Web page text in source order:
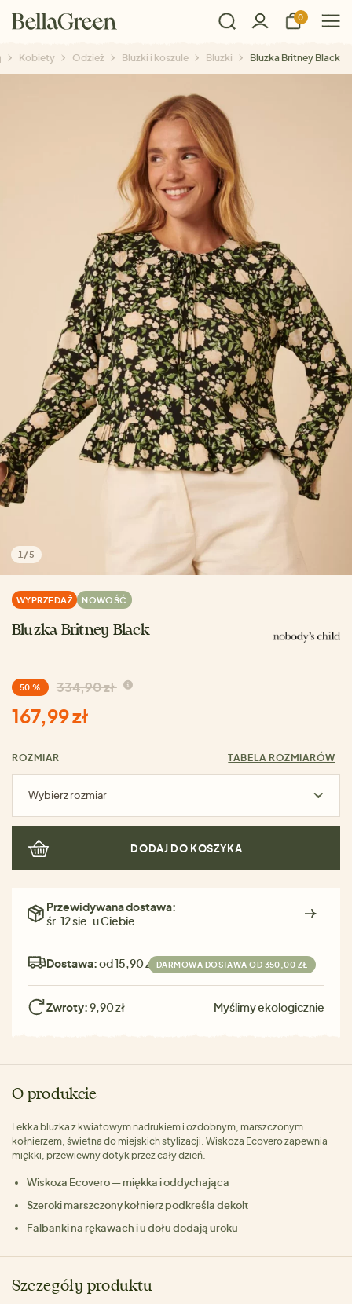
0
Kobiety Odzież Bluzki i koszule Bluzki Bluzka Britney Black
1 /5
WYPRZEDAŻ NOWOŚĆ
Bluzka Britney Black
50 % 334,90 zł
167,99 zł
ROZMIAR TABELA ROZMIARÓW
Wybierz rozmiar
DODAJ DO KOSZYKA
Przewidywana dostawa:
śr. 12 sie. u Ciebie
Dostawa:od 15,90 zł DARMOWA DOSTAWA OD 350,00 ZŁ
Zwroty:9,90 zł Myślimy ekologicznie
O produkcie
Lekka bluzka z kwiatowym nadrukiem i ozdobnym, marszczonym
kołnierzem, świetna do miejskich stylizacji. Wiskoza Ecovero zapewnia
miękki, przewiewny dotyk przez cały dzień.
Wiskoza Ecovero — miękka i oddychająca
Szeroki marszczony kołnierz podkreśla dekolt
Falbanki na rękawach i u dołu dodają uroku
Szczegóły produktu